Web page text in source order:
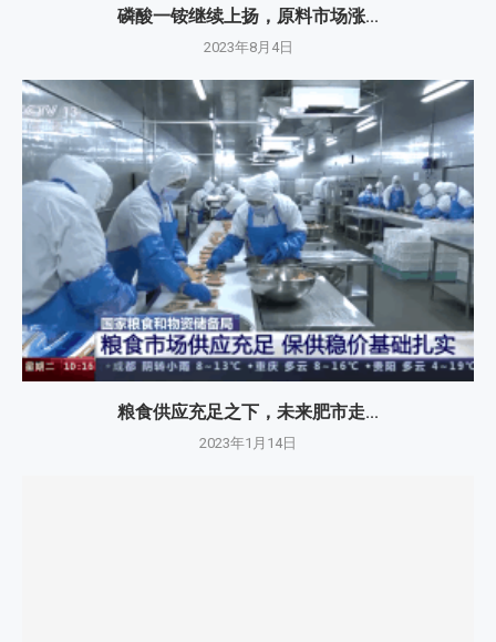
磷酸一铵继续上扬，原料市场涨...
2023年8月4日
粮食供应充足之下，未来肥市走...
2023年1月14日